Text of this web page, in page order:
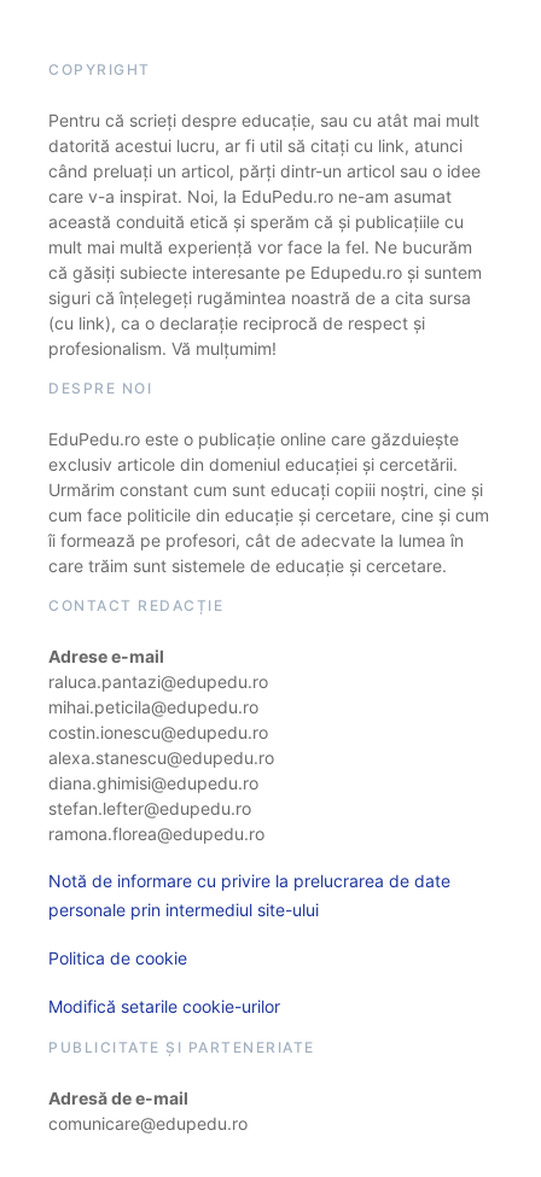
COPYRIGHT
Pentru că scrieți despre educație, sau cu atât mai mult
datorită acestui lucru, ar fi util să citați cu link, atunci
când preluați un articol, părți dintr-un articol sau o idee
care v-a inspirat. Noi, la EduPedu.ro ne-am asumat
această conduită etică și sperăm că și publicațiile cu
mult mai multă experiență vor face la fel. Ne bucurăm
că găsiți subiecte interesante pe Edupedu.ro și suntem
siguri că înțelegeți rugămintea noastră de a cita sursa
(cu link), ca o declarație reciprocă de respect și
profesionalism. Vă mulțumim!
DESPRE NOI
EduPedu.ro este o publicație online care găzduiește
exclusiv articole din domeniul educației și cercetării.
Urmărim constant cum sunt educați copiii noștri, cine și
cum face politicile din educație și cercetare, cine și cum
îi formează pe profesori, cât de adecvate la lumea în
care trăim sunt sistemele de educație și cercetare.
CONTACT REDACȚIE
Adrese e-mail
raluca.pantazi@edupedu.ro
mihai.peticila@edupedu.ro
costin.ionescu@edupedu.ro
alexa.stanescu@edupedu.ro
diana.ghimisi@edupedu.ro
stefan.lefter@edupedu.ro
ramona.florea@edupedu.ro
Notă de informare cu privire la prelucrarea de date
personale prin intermediul site-ului
Politica de cookie
Modifică setarile cookie-urilor
PUBLICITATE ȘI PARTENERIATE
Adresă de e-mail
comunicare@edupedu.ro